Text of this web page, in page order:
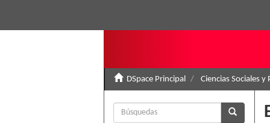
DSpace Principal Ciencias Sociales y